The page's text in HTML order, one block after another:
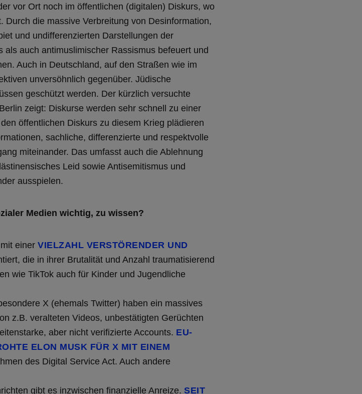
vor Ort noch im öffentlichen (digitalen) Diskurs, wo
Durch die massive Verbreitung von Desinformation,
und undifferenzierten Darstellungen der
auch antimuslimischer Rassismus befeuert und
Auch in Deutschland, auf den Straßen wie im
unversöhnlich gegenüber. Jüdische
geschützt werden. Der kürzlich versuchte
zeigt: Diskurse werden sehr schnell zu einer
öffentlichen Diskurs zu diesem Krieg plädieren
sachliche, differenzierte und respektvolle
miteinander. Das umfasst auch die Ablehnung
Leid sowie Antisemitismus und
ausspielen.
Medien wichtig, zu wissen?
einer VIELZAHL VERSTÖRENDER UND
die in ihrer Brutalität und Anzahl traumatisierend
wie TikTok auch für Kinder und Jugendliche
X (ehemals Twitter) haben ein massives
z.B. veralteten Videos, unbestätigten Gerüchten
aber nicht verifizierte Accounts. EU-
ELON MUSK FÜR X MIT EINEM
des Digital Service Act. Auch andere
gibt es inzwischen finanzielle Anreize. SEIT